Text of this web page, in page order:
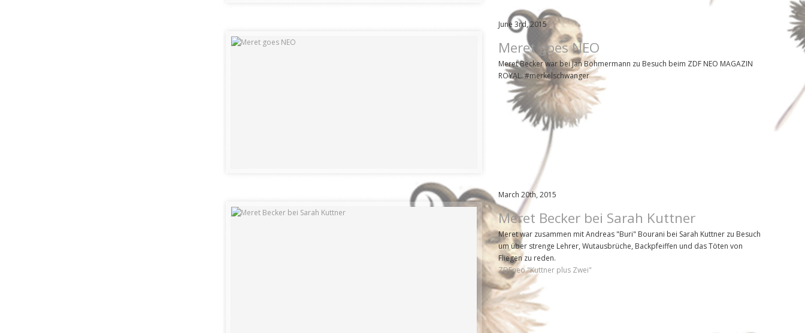
June 3rd, 2015
Meret goes NEO
Meret Becker war bei Jan Böhmermann zu Besuch beim ZDF NEO MAGAZIN
ROYAL. #merkelschwanger
March 20th, 2015
Meret Becker bei Sarah Kuttner
Meret war zusammen mit Andreas "Buri" Bourani bei Sarah Kuttner zu Besuch
um über strenge Lehrer, Wutausbrüche, Backpfeiffen und das Töten von
Fliegen zu reden.
ZDFneo "Kuttner plus Zwei"